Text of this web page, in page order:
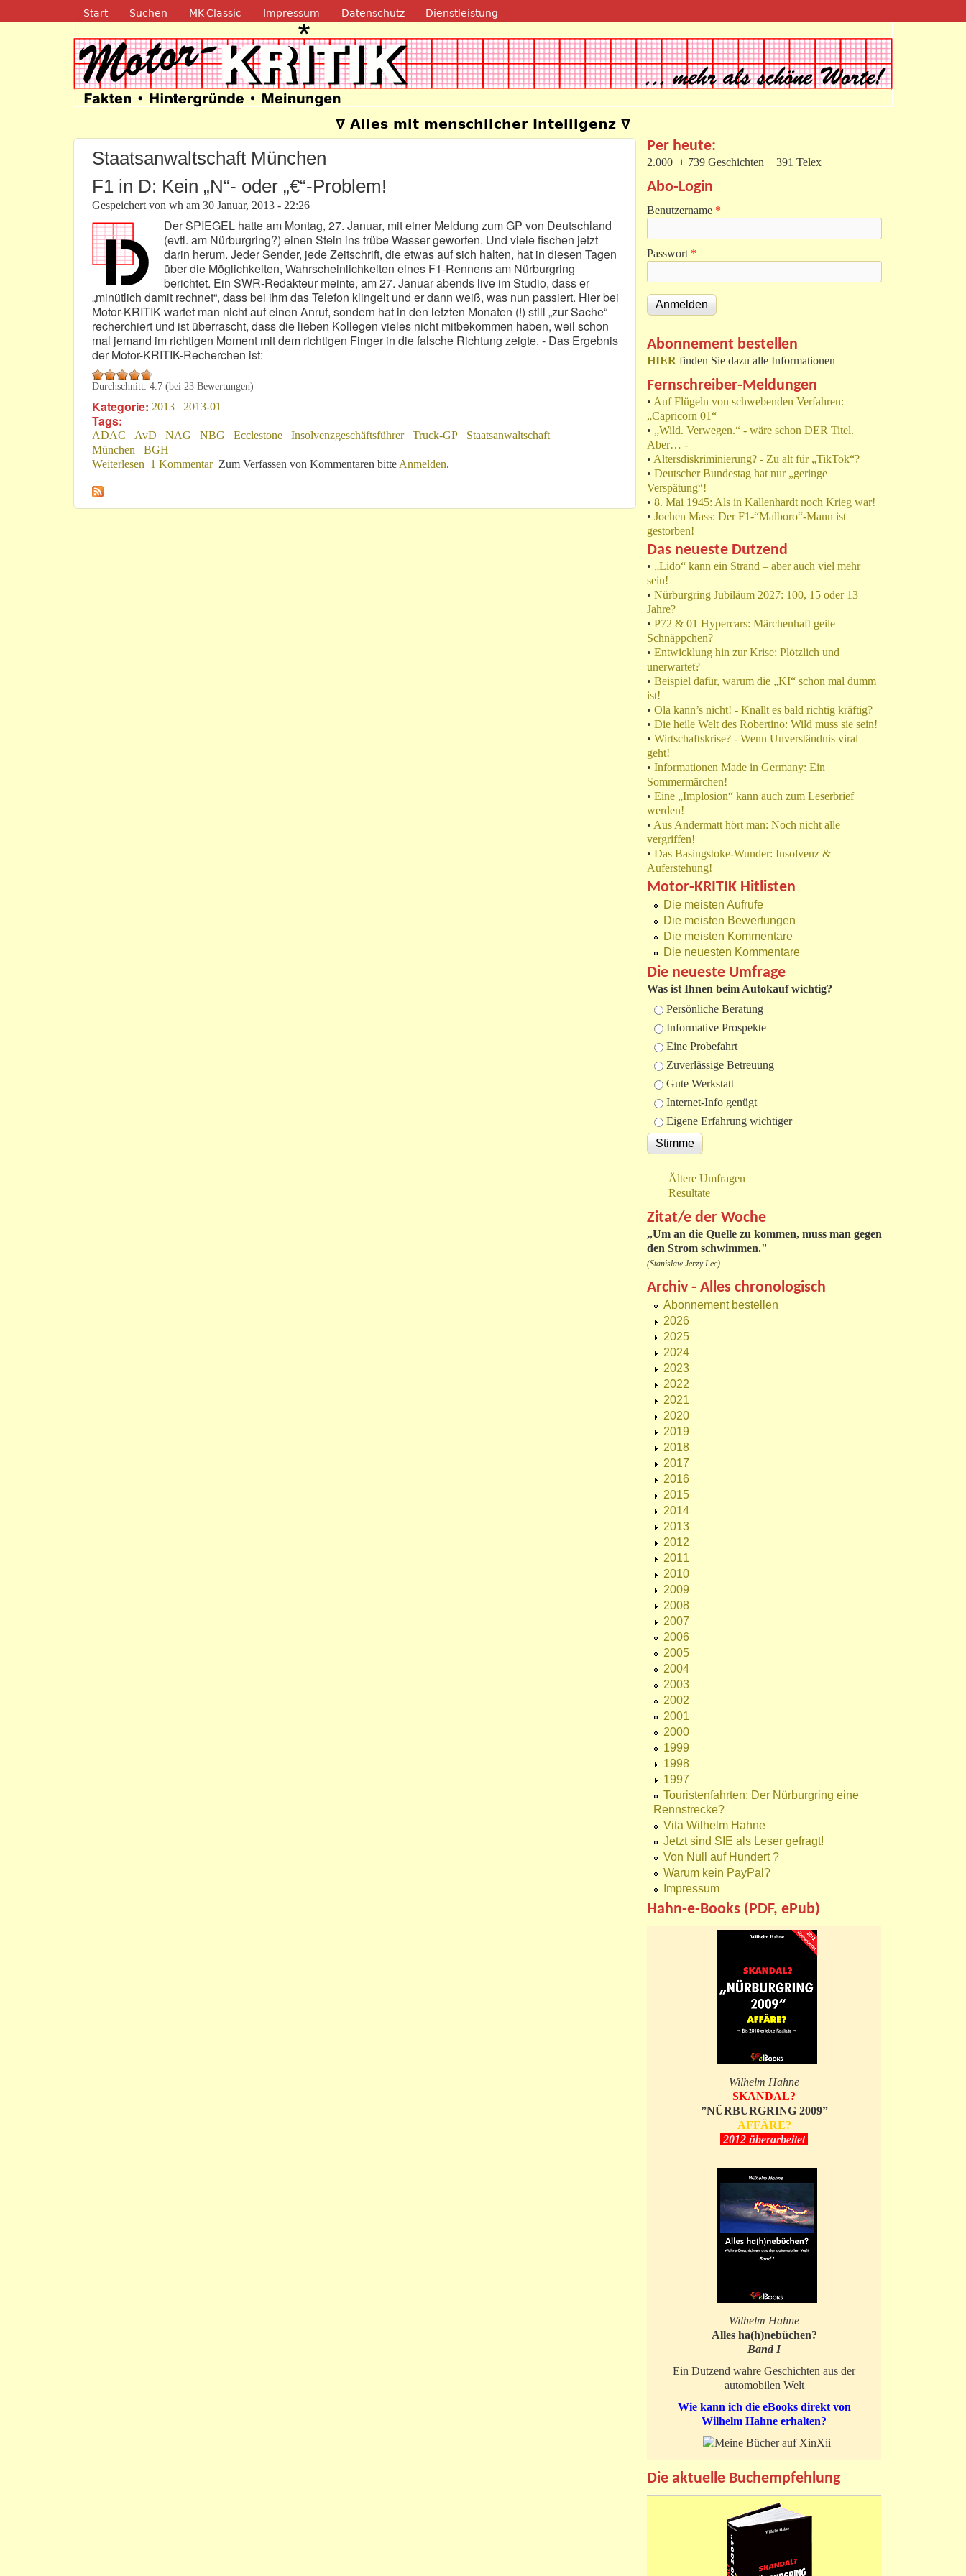
Direkt zum Inhalt
Navigation
Start Suchen MK-Classic Impressum Datenschutz Dienstleistung
Motor-Kritik.de∇ Alles mit menschlicher Intelligenz ∇
Staatsanwaltschaft München
F1 in D: Kein „N“- oder „€“-Problem!
Gespeichert von wh am 30 Januar, 2013 - 22:26
Der SPIEGEL hatte am Montag, 27. Januar, mit einer Meldung zum GP von Deutschland
(evtl. am Nürburgring?) einen Stein ins trübe Wasser geworfen. Und viele fischen jetzt
darin herum. Jeder Sender, jede Zeitschrift, die etwas auf sich halten, hat in diesen Tagen
über die Möglichkeiten, Wahrscheinlichkeiten eines F1-Rennens am Nürburgring
berichtet. Ein SWR-Redakteur meinte, am 27. Januar abends live im Studio, dass er
„minütlich damit rechnet“, dass bei ihm das Telefon klingelt und er dann weiß, was nun passiert. Hier bei
Motor-KRITIK wartet man nicht auf einen Anruf, sondern hat in den letzten Monaten (!) still „zur Sache“
recherchiert und ist überrascht, dass die lieben Kollegen vieles nicht mitbekommen haben, weil schon
mal jemand im richtigen Moment mit dem richtigen Finger in die falsche Richtung zeigte. - Das Ergebnis
der Motor-KRITIK-Recherchen ist:
Durchschnitt: 4.7 (bei 23 Bewertungen)
Kategorie: 2013 2013-01
Tags:
ADAC AvD NAG NBG Ecclestone Insolvenzgeschäftsführer Truck-GP
Staatsanwaltschaft
München
BGH
Weiterlesen über F1 in D: Kein „N“- oder „€“-Problem!
1 Kommentar Zum Verfassen von Kommentaren bitte Anmelden.
Per heute:
2.000 + 739 Geschichten + 391 Telex
Abo-Login
Benutzername *
Passwort *
Abonnement bestellen
HIER finden Sie dazu alle Informationen
Fernschreiber-Meldungen
• Auf Flügeln von schwebenden Verfahren:
„Capricorn 01“
• „Wild. Verwegen.“ - wäre schon DER Titel.
Aber… -
• Altersdiskriminierung? - Zu alt für „TikTok“?
• Deutscher Bundestag hat nur „geringe
Verspätung“!
• 8. Mai 1945: Als in Kallenhardt noch Krieg war!
• Jochen Mass: Der F1-“Malboro“-Mann ist
gestorben!
Das neueste Dutzend
• „Lido“ kann ein Strand – aber auch viel mehr
sein!
• Nürburgring Jubiläum 2027: 100, 15 oder 13
Jahre?
• P72 & 01 Hypercars: Märchenhaft geile
Schnäppchen?
• Entwicklung hin zur Krise: Plötzlich und
unerwartet?
• Beispiel dafür, warum die „KI“ schon mal dumm
ist!
• Ola kann’s nicht! - Knallt es bald richtig kräftig?
• Die heile Welt des Robertino: Wild muss sie sein!
• Wirtschaftskrise? - Wenn Unverständnis viral
geht!
• Informationen Made in Germany: Ein
Sommermärchen!
• Eine „Implosion“ kann auch zum Leserbrief
werden!
• Aus Andermatt hört man: Noch nicht alle
vergriffen!
• Das Basingstoke-Wunder: Insolvenz &
Auferstehung!
Motor-KRITIK Hitlisten
Die meisten Aufrufe
Die meisten Bewertungen
Die meisten Kommentare
Die neuesten Kommentare
Die neueste Umfrage
Was ist Ihnen beim Autokauf wichtig?
Auswahlmöglichkeiten
Persönliche Beratung
Informative Prospekte
Eine Probefahrt
Zuverlässige Betreuung
Gute Werkstatt
Internet-Info genügt
Eigene Erfahrung wichtiger
Ältere Umfragen
Resultate
Zitat/e der Woche
„Um an die Quelle zu kommen, muss man gegen
den Strom schwimmen."
(Stanislaw Jerzy Lec)
Archiv - Alles chronologisch
Abonnement bestellen
2026
2025
2024
2023
2022
2021
2020
2019
2018
2017
2016
2015
2014
2013
2012
2011
2010
2009
2008
2007
2006
2005
2004
2003
2002
2001
2000
1999
1998
1997
Touristenfahrten: Der Nürburgring eine
Rennstrecke?
Vita Wilhelm Hahne
Jetzt sind SIE als Leser gefragt!
Von Null auf Hundert ?
Warum kein PayPal?
Impressum
Hahn-e-Books (PDF, ePub)
Wilhelm Hahne
SKANDAL?
”NÜRBURGRING 2009”
AFFÄRE?
2012 überarbeitet
Wilhelm Hahne
Alles ha(h)nebüchen?
Band I
Ein Dutzend wahre Geschichten aus der
automobilen Welt
Wie kann ich die eBooks direkt von
Wilhelm Hahne erhalten?
Die aktuelle Buchempfehlung